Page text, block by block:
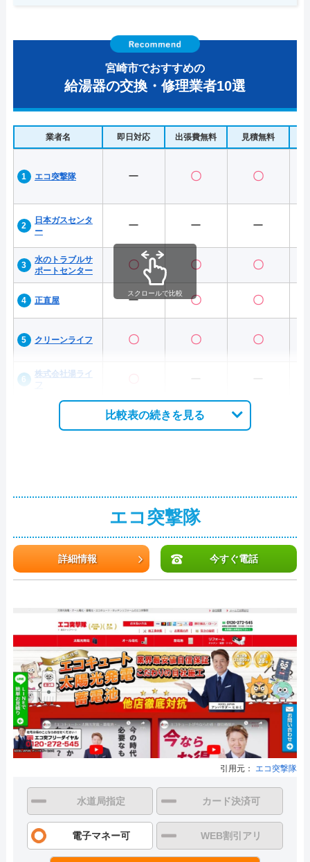
宮崎市でおすすめの
給湯器の交換・修理業者10選
業者名 即日対応 出張費無料 見積無料
エコ突撃隊 ー 〇 〇
日本ガスセンタ
ー
ー ー ー
水のトラブルサ
ポートセンター
〇 〇 〇
正直屋 ー 〇 〇
クリーンライフ 〇 〇 〇
株式会社湯ライ
スクロールで比較
比較表の続きを見る
エコ突撃隊
詳細情報 今すぐ電話
引用元： エコ突撃隊
水道局指定 カード決済可
電子マネー可 WEB割引アリ